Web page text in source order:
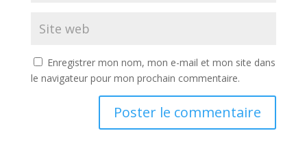
Enregistrer mon nom, mon e-mail et mon site dans
le navigateur pour mon prochain commentaire.